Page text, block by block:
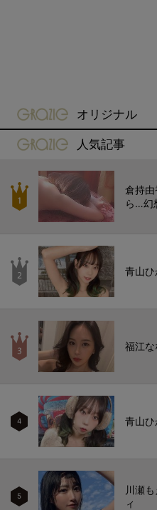
gravure-grazie
オリジナル
gravure-grazie
人気記事
倉持
ら…幻
青山ひ
福江
4 青山ひ
5
川瀬
ィ